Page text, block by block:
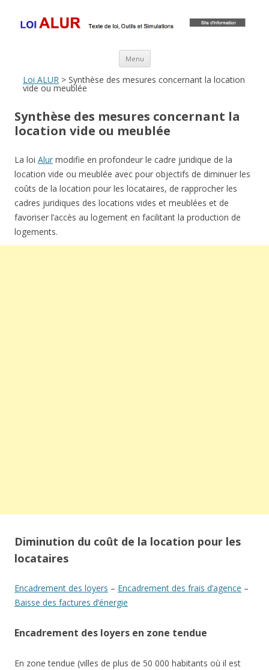
Loi ALUR
ALUR
Menu Aller au contenu principal
Loi ALUR > Synthèse des mesures concernant la location
vide ou meublée
Synthèse des mesures concernant la
location vide ou meublée
La loi Alur modifie en profondeur le cadre juridique de la
location vide ou meublée avec pour objectifs de diminuer les
coûts de la location pour les locataires, de rapprocher les
cadres juridiques des locations vides et meublées et de
favoriser l’accès au logement en facilitant la production de
logements.
Diminution du coût de la location pour les
locataires
Encadrement des loyers – Encadrement des frais d’agence –
Baisse des factures d’énergie
Encadrement des loyers en zone tendue
En zone tendue (villes de plus de 50 000 habitants où il est